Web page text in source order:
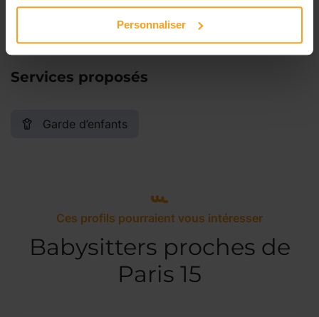
Personnaliser
Dimanche Disponible de 00:00 à 00:00
Services proposés
Garde d’enfants
Ces profils pourraient vous intéresser
Babysitters proches de
Paris 15